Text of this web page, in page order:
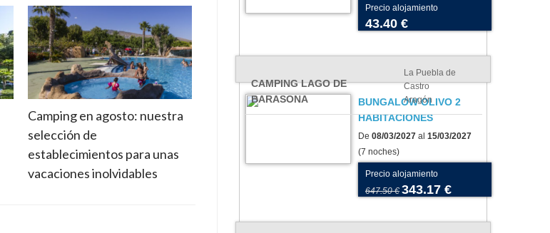
Camping en agosto: nuestra
selección de
establecimientos para unas
vacaciones inolvidables
Suelos para tu tienda o
caravana: cómo elegir el más
Camping As Cancelas:
conoce Santiago de
Compostela en todo su
esplendor
Precio alojamiento
43.40 €
CAMPING LAGO DE
BARASONA
La Puebla de
Castro
Aragón
BUNGALOW OLIVO 2
HABITACIONES
De 08/03/2027 al 15/03/2027
(7 noches)
Precio alojamiento
647.50 € 343.17 €